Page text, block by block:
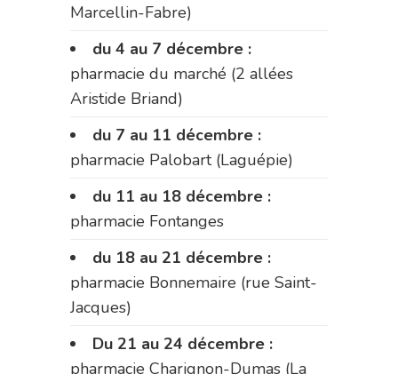
Marcellin-Fabre)
du 4 au 7 décembre :
pharmacie du marché (2 allées
Aristide Briand)
du 7 au 11 décembre :
pharmacie Palobart (Laguépie)
du 11 au 18 décembre :
pharmacie Fontanges
du 18 au 21 décembre :
pharmacie Bonnemaire (rue Saint-
Jacques)
Du 21 au 24 décembre :
pharmacie Charignon-Dumas (La